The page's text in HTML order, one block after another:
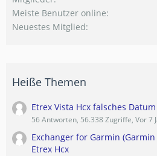
Meiste Benutzer online
Neuestes Mitglied
Heiße Themen
Etrex Vista Hcx falsches
56 Antworten, 56.338 Zugriffe, Vor 7
Exchanger for Garmin
Etrex Hcx